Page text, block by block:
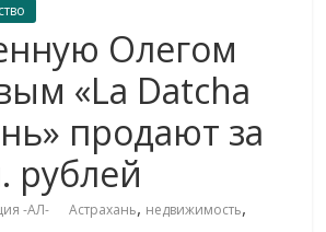
Олегом
«La Datcha
продают за
рублей
-АЛ- Астрахань, недвижимость,